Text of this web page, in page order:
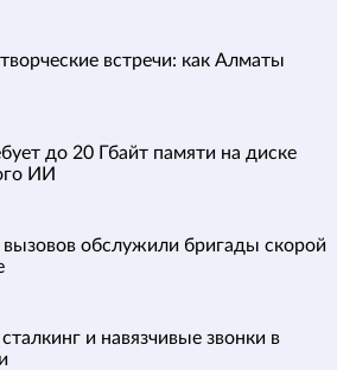
встречи: как Алматы
до 20 Гбайт памяти на диске
ИИ
обслужили бригады скорой
и навязчивые звонки в